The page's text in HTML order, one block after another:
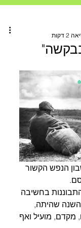
דקות
הנפש הקשור
בחשיבה
שהיתה,
מקדם, מועיל ואף